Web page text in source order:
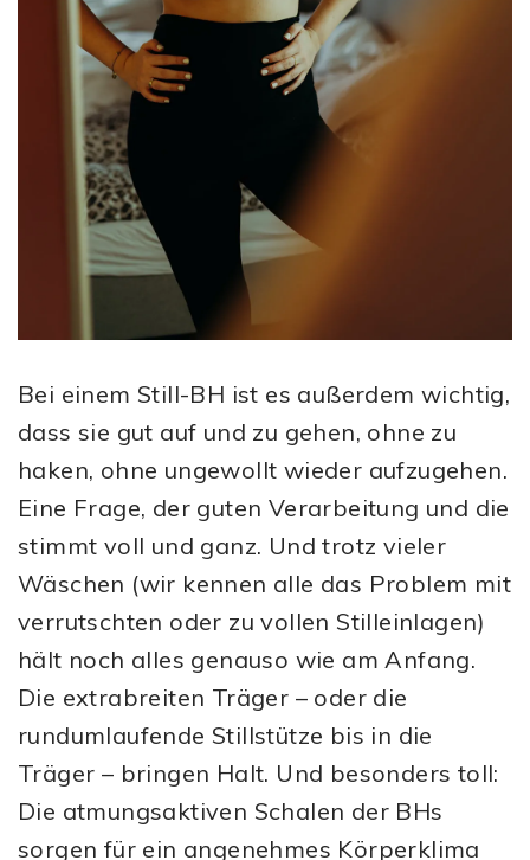
Bei einem Still-BH ist es außerdem wichtig,
dass sie gut auf und zu gehen, ohne zu
haken, ohne ungewollt wieder aufzugehen.
Eine Frage, der guten Verarbeitung und die
stimmt voll und ganz. Und trotz vieler
Wäschen (wir kennen alle das Problem mit
verrutschten oder zu vollen Stilleinlagen)
hält noch alles genauso wie am Anfang.
Die extrabreiten Träger – oder die
rundumlaufende Stillstütze bis in die
Träger – bringen Halt. Und besonders toll:
Die atmungsaktiven Schalen der BHs
sorgen für ein angenehmes Körperklima